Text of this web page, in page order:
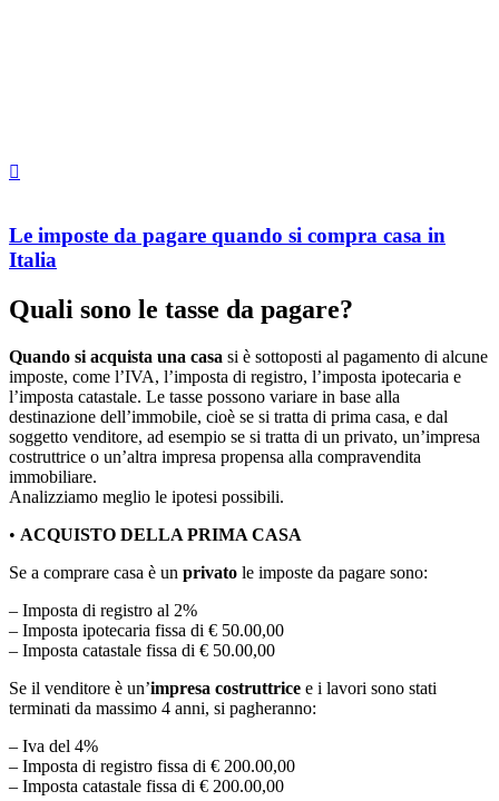
Le imposte da pagare quando si compra casa in
Italia
Quali sono le tasse da pagare?
Quando si acquista una casa si è sottoposti al pagamento di alcune
imposte, come l’IVA, l’imposta di registro, l’imposta ipotecaria e
l’imposta catastale. Le tasse possono variare in base alla
destinazione dell’immobile, cioè se si tratta di prima casa, e dal
soggetto venditore, ad esempio se si tratta di un privato, un’impresa
costruttrice o un’altra impresa propensa alla compravendita
immobiliare.
Analizziamo meglio le ipotesi possibili.
• ACQUISTO DELLA PRIMA CASA
Se a comprare casa è un privato le imposte da pagare sono:
– Imposta di registro al 2%
– Imposta ipotecaria fissa di € 50.00,00
– Imposta catastale fissa di € 50.00,00
Se il venditore è un’impresa costruttrice e i lavori sono stati
terminati da massimo 4 anni, si pagheranno:
– Iva del 4%
– Imposta di registro fissa di € 200.00,00
– Imposta catastale fissa di € 200.00,00